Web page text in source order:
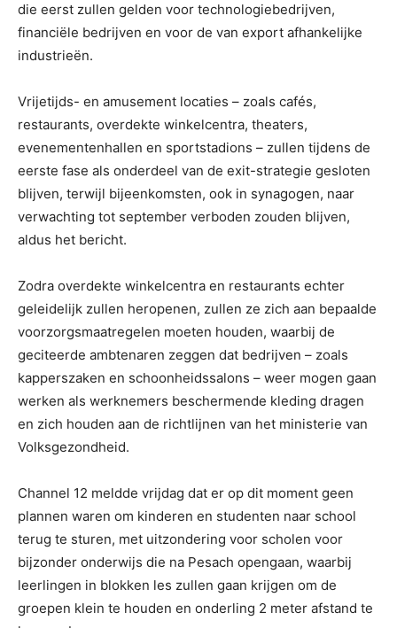
die eerst zullen gelden voor technologiebedrijven,
financiële bedrijven en voor de van export afhankelijke
industrieën.
Vrijetijds- en amusement locaties – zoals cafés,
restaurants, overdekte winkelcentra, theaters,
evenementenhallen en sportstadions – zullen tijdens de
eerste fase als onderdeel van de exit-strategie gesloten
blijven, terwijl bijeenkomsten, ook in synagogen, naar
verwachting tot september verboden zouden blijven,
aldus het bericht.
Zodra overdekte winkelcentra en restaurants echter
geleidelijk zullen heropenen, zullen ze zich aan bepaalde
voorzorgsmaatregelen moeten houden, waarbij de
geciteerde ambtenaren zeggen dat bedrijven – zoals
kapperszaken en schoonheidssalons – weer mogen gaan
werken als werknemers beschermende kleding dragen
en zich houden aan de richtlijnen van het ministerie van
Volksgezondheid.
Channel 12 meldde vrijdag dat er op dit moment geen
plannen waren om kinderen en studenten naar school
terug te sturen, met uitzondering voor scholen voor
bijzonder onderwijs die na Pesach opengaan, waarbij
leerlingen in blokken les zullen gaan krijgen om de
groepen klein te houden en onderling 2 meter afstand te